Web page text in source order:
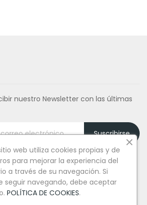
nuestro Newsletter con las últimas
Suscribirse
web utiliza cookies propias y de
para mejorar la experiencia del
a través de su navegación. Si
seguir navegando, debe aceptar
POLÍTICA DE COOKIES.